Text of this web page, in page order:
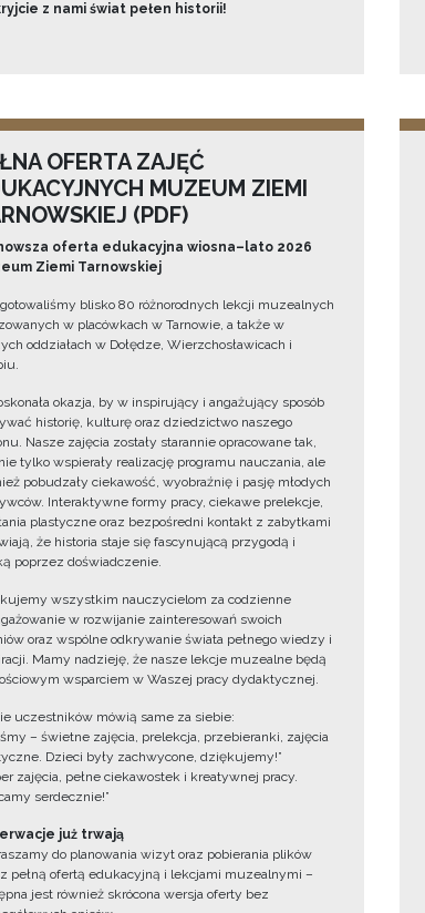
z nami świat pełen historii!
OFERTA ZAJĘĆ
MUZEUM ZIEMI
(PDF)
oferta edukacyjna wiosna–lato 2026
Ziemi Tarnowskiej
blisko 80 różnorodnych lekcji muzealnych
w placówkach w Tarnowie, a także w
oddziałach w Dołędze, Wierzchosławicach i
okazja, by w inspirujący i angażujący sposób
historię, kulturę oraz dziedzictwo naszego
Nasze zajęcia zostały starannie opracowane tak,
tylko wspierały realizację programu nauczania, ale
pobudzały ciekawość, wyobraźnię i pasję młodych
Interaktywne formy pracy, ciekawe prelekcje,
plastyczne oraz bezpośredni kontakt z zabytkami
że historia staje się fascynującą przygodą i
poprzez doświadczenie.
wszystkim nauczycielom za codzienne
w rozwijanie zainteresowań swoich
oraz wspólne odkrywanie świata pełnego wiedzy i
Mamy nadzieję, że nasze lekcje muzealne będą
wsparciem w Waszej pracy dydaktycznej.
uczestników mówią same za siebie:
– świetne zajęcia, prelekcja, przebieranki, zajęcia
Dzieci były zachwycone, dziękujemy!”
zajęcia, pełne ciekawostek i kreatywnej pracy.
serdecznie!”
już trwają
do planowania wizyt oraz pobierania plików
z pełną ofertą edukacyjną i lekcjami muzealnymi –
jest również skrócona wersja oferty bez